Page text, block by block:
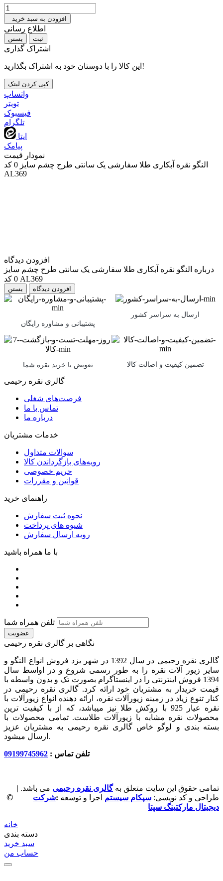
افزودن به سبد خرید
اطلاع رسانی
بستن
اشتراک گذاری
این کالا را با دوستان خود به اشتراک بگذارید!
کپی کردن لینک
واتساپ
تويتر
فیسبوک
تلگرام
ایتا
پیامک
نمودار قیمت
النگو نقره آبکاری طلا سفارشی یک سانتی طرح چشم سایز 0 کد
AL369
افزودن دیدگاه
درباره النگو نقره آبکاری طلا سفارشی یک سانتی طرح چشم سایز
0 کد AL369
بستن
پشتیبانی و مشاوره رایگان
ارسال به سراسر کشور
تعویض یا خرید نقره شما تضمین کیفیت و اصالت کالا
گالری نقره رحیمی
فرصت‌های شغلی
تماس با ما
درباره ما
خدمات مشتریان
سوالات متداول
رویه‌های بازگرداندن کالا
حریم خصوصی
قوانین و مقررات
راهنمای خرید
نحوه ثبت سفارش
شیوه های پرداخت
رویه ارسال سفارش
با ما همراه باشید
تلفن همراه شما
عضویت
نگاهی بر گالری نقره رحیمی
گالری نقره رحیمی در سال 1392 در شهر یزد فروش انواع النگو و
سایر زیور آلات نقره را به طور رسمی شروع و در اواسط سال
1394 فروش اینترنتی را در اینستاگرام بصورت تک و بدون واسطه با
قیمت خریدار به مشتریان خود ارائه کرد. گالری نقره رحیمی در
کنار تنوع زیاد در زمینه زیورآلات نقره، ارائه دهنده انواع زیورآلات با
نقره عیار 925 با روکش طلا نیز میباشد، که از با کیفیت‏ ترین
محصولات نقره مشابه با زیورآلات طلاست. تمامی محصولات با
بسته بندی و لوگو خاص گالری نقره رحیمی به مشتریان عزیز
ارسال میشود.
تلفن تماس : 09199745962
©
تمامی حقوق این سایت متعلق بهگالری نقره رحیمی می باشد. |
طراحی و کد نویسی: سپکام سیستم اجرا و توسعه :شرکت
دیجیتال مارکتینگ سپتا
خانه
دسته بندی
سبد خرید
حساب من